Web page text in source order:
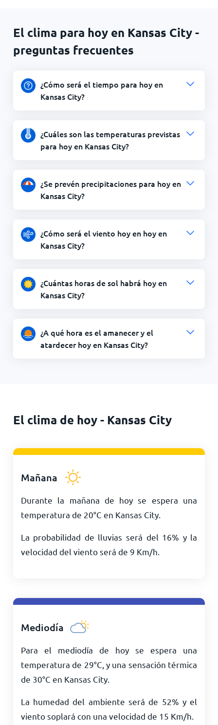
El clima para hoy en Kansas City -
preguntas frecuentes
¿Cómo será el tiempo para hoy en
Kansas City?
¿Cuáles son las temperaturas previstas
para hoy en Kansas City?
¿Se prevén precipitaciones para hoy en
Kansas City?
¿Cómo será el viento hoy en hoy en
Kansas City?
¿Cuántas horas de sol habrá hoy en
Kansas City?
¿A qué hora es el amanecer y el
atardecer hoy en Kansas City?
El clima de hoy - Kansas City
Mañana
Durante la mañana de hoy se espera una
temperatura de 20°C en Kansas City.
La probabilidad de lluvias será del 16% y la
velocidad del viento será de 9 Km/h
Mediodía
Para el mediodía de hoy se espera una
temperatura de 29°C , y una sensación térmica
de 30°C en Kansas City.
La humedad del ambiente será de 52% y el
viento soplará con una velocidad de 15 Km/h